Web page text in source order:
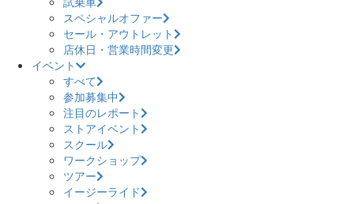
スペシャルオファー
セール・アウトレット
店休日・営業時間変更
イベント
すべて
参加募集中
注目のレポート
ストアイベント
スクール
ワークショップ
ツアー
イージーライド